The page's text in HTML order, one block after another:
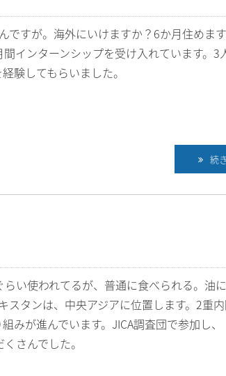
ですが。海外にいけますか？6か月住めます
インターンシップを受け入れています。3
験してもらいました。
続
い使われてるが、普通に食べられる。油
スタンは、中央アジアに位置します。2重
みが進んでいます。JICA調査団で参加し、
さんでした。